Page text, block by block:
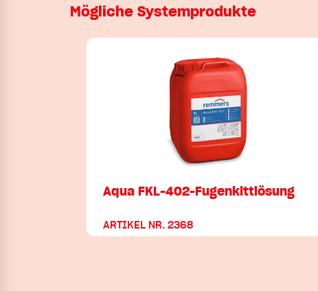
Mögliche Systemprodukte
Aqua FKL-402-Fugenkittlösung
ARTIKEL NR. 2368